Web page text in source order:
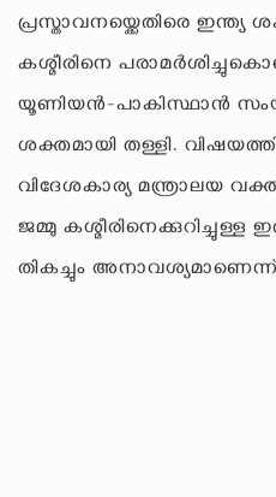
പ്രസ്താവനയ്ക്കെതിരെ ഇന്ത്യ
കശ്മീരിനെ
യൂണിയൻ-പാകിസ്ഥാൻ
ശക്തമായി തള്ളി.
വിദേശകാര്യ മന്ത്രാലയ
ജമ്മു
തികച്ചും അനാവശ്യമാണെന്ന്